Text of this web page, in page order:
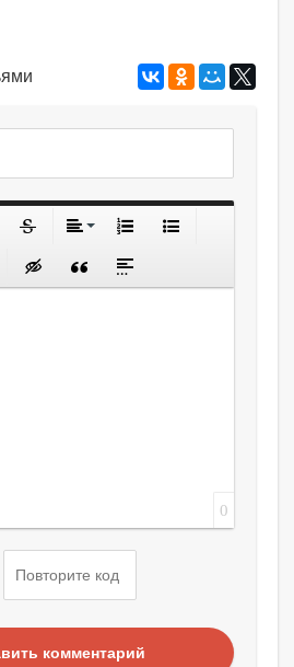
0
комментарий